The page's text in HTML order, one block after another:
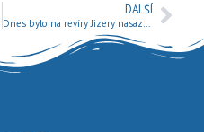
DALŠÍ
Dnes bylo na revíry Jizery nasazeno 45 metráků kapra